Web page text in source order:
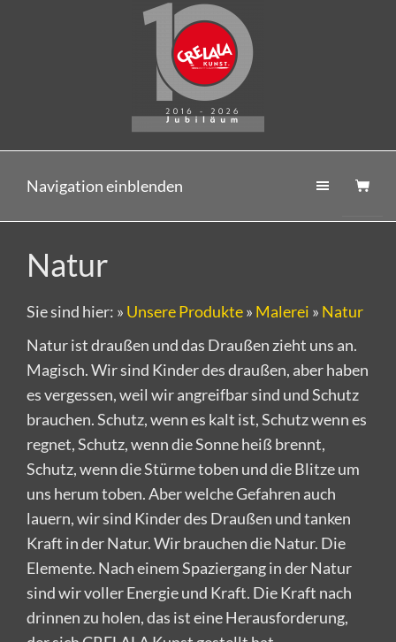
Navigation einblenden
Natur
Sie sind hier: » Unsere Produkte» Malerei » Natur
Natur ist draußen und das Draußen zieht uns an.
Magisch. Wir sind Kinder des draußen, aber haben
es vergessen, weil wir angreifbar sind und Schutz
brauchen. Schutz, wenn es kalt ist, Schutz wenn es
regnet, Schutz, wenn die Sonne heiß brennt,
Schutz, wenn die Stürme toben und die Blitze um
uns herum toben. Aber welche Gefahren auch
lauern, wir sind Kinder des Draußen und tanken
Kraft in der Natur. Wir brauchen die Natur. Die
Elemente. Nach einem Spaziergang in der Natur
sind wir voller Energie und Kraft. Die Kraft nach
drinnen zu holen, das ist eine Herausforderung,